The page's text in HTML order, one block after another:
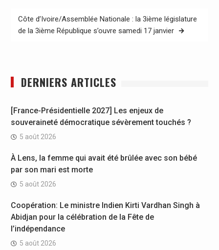
Côte d’Ivoire/Assemblée Nationale : la 3ième législature
de la 3ième République s’ouvre samedi 17 janvier
DERNIERS ARTICLES
[France-Présidentielle 2027] Les enjeux de
souveraineté démocratique sévèrement touchés ?
5 août 2026
À Lens, la femme qui avait été brûlée avec son bébé
par son mari est morte
5 août 2026
Coopération: Le ministre Indien Kirti Vardhan Singh à
Abidjan pour la célébration de la Fête de
l’indépendance
5 août 2026